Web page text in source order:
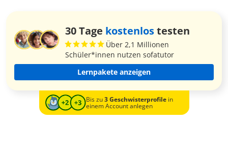
30 Tage kostenlostesten
Über 2,1 Millionen
Schüler*innen nutzen sofatutor
Lernpakete anzeigen
Bis zu3 Geschwisterprofilein
einem Account anlegen